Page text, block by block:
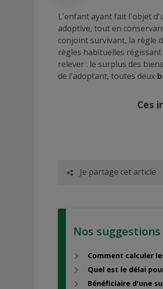
L'enfant ayant fait l'objet
adoptive, tout en
conjoint survivant, la règle
règles habituelles régissant
relever : le surplus des
de l'adoptant, toutes deux
Ces
Je partage cet article
Nos
Comment calculer
Quel est le délai
Bénéficiaire d'une